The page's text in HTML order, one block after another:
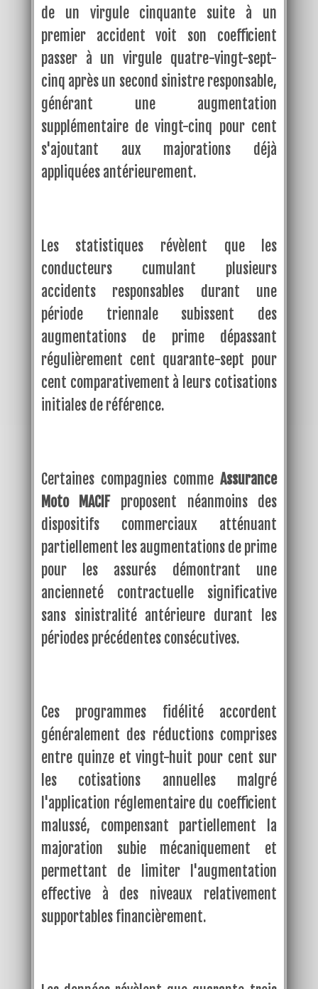
de un virgule cinquante suite à un
premier accident voit son coefficient
passer à un virgule quatre-vingt-sept-
cinq après un second sinistre responsable,
générant une augmentation
supplémentaire de vingt-cinq pour cent
s'ajoutant aux majorations déjà
appliquées antérieurement.
Les statistiques révèlent que les
conducteurs cumulant plusieurs
accidents responsables durant une
période triennale subissent des
augmentations de prime dépassant
régulièrement cent quarante-sept pour
cent comparativement à leurs cotisations
initiales de référence.
Certaines compagnies commeAssurance
Moto MACIFproposent néanmoins des
dispositifs commerciaux atténuant
partiellement les augmentations de prime
pour les assurés démontrant une
ancienneté contractuelle significative
sans sinistralité antérieure durant les
périodes précédentes consécutives.
Ces programmes fidélité accordent
généralement des réductions comprises
entre quinze et vingt-huit pour cent sur
les cotisations annuelles malgré
l'application réglementaire du coefficient
malussé, compensant partiellement la
majoration subie mécaniquement et
permettant de limiter l'augmentation
effective à des niveaux relativement
supportables financièrement.